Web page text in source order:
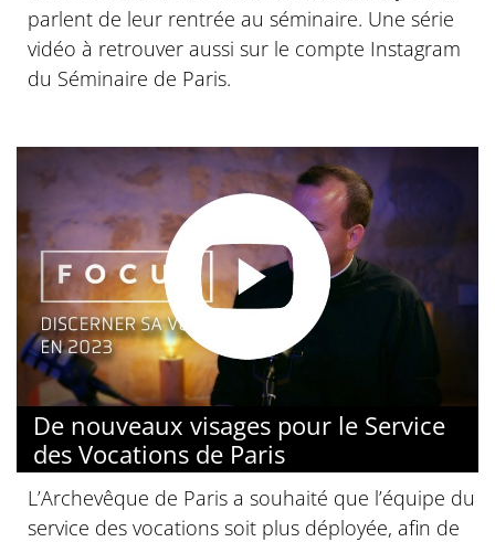
parlent de leur rentrée au séminaire. Une série
vidéo à retrouver aussi sur le compte Instagram
du Séminaire de Paris.
De nouveaux visages pour le Service
des Vocations de Paris
L’Archevêque de Paris a souhaité que l’équipe du
service des vocations soit plus déployée, afin de